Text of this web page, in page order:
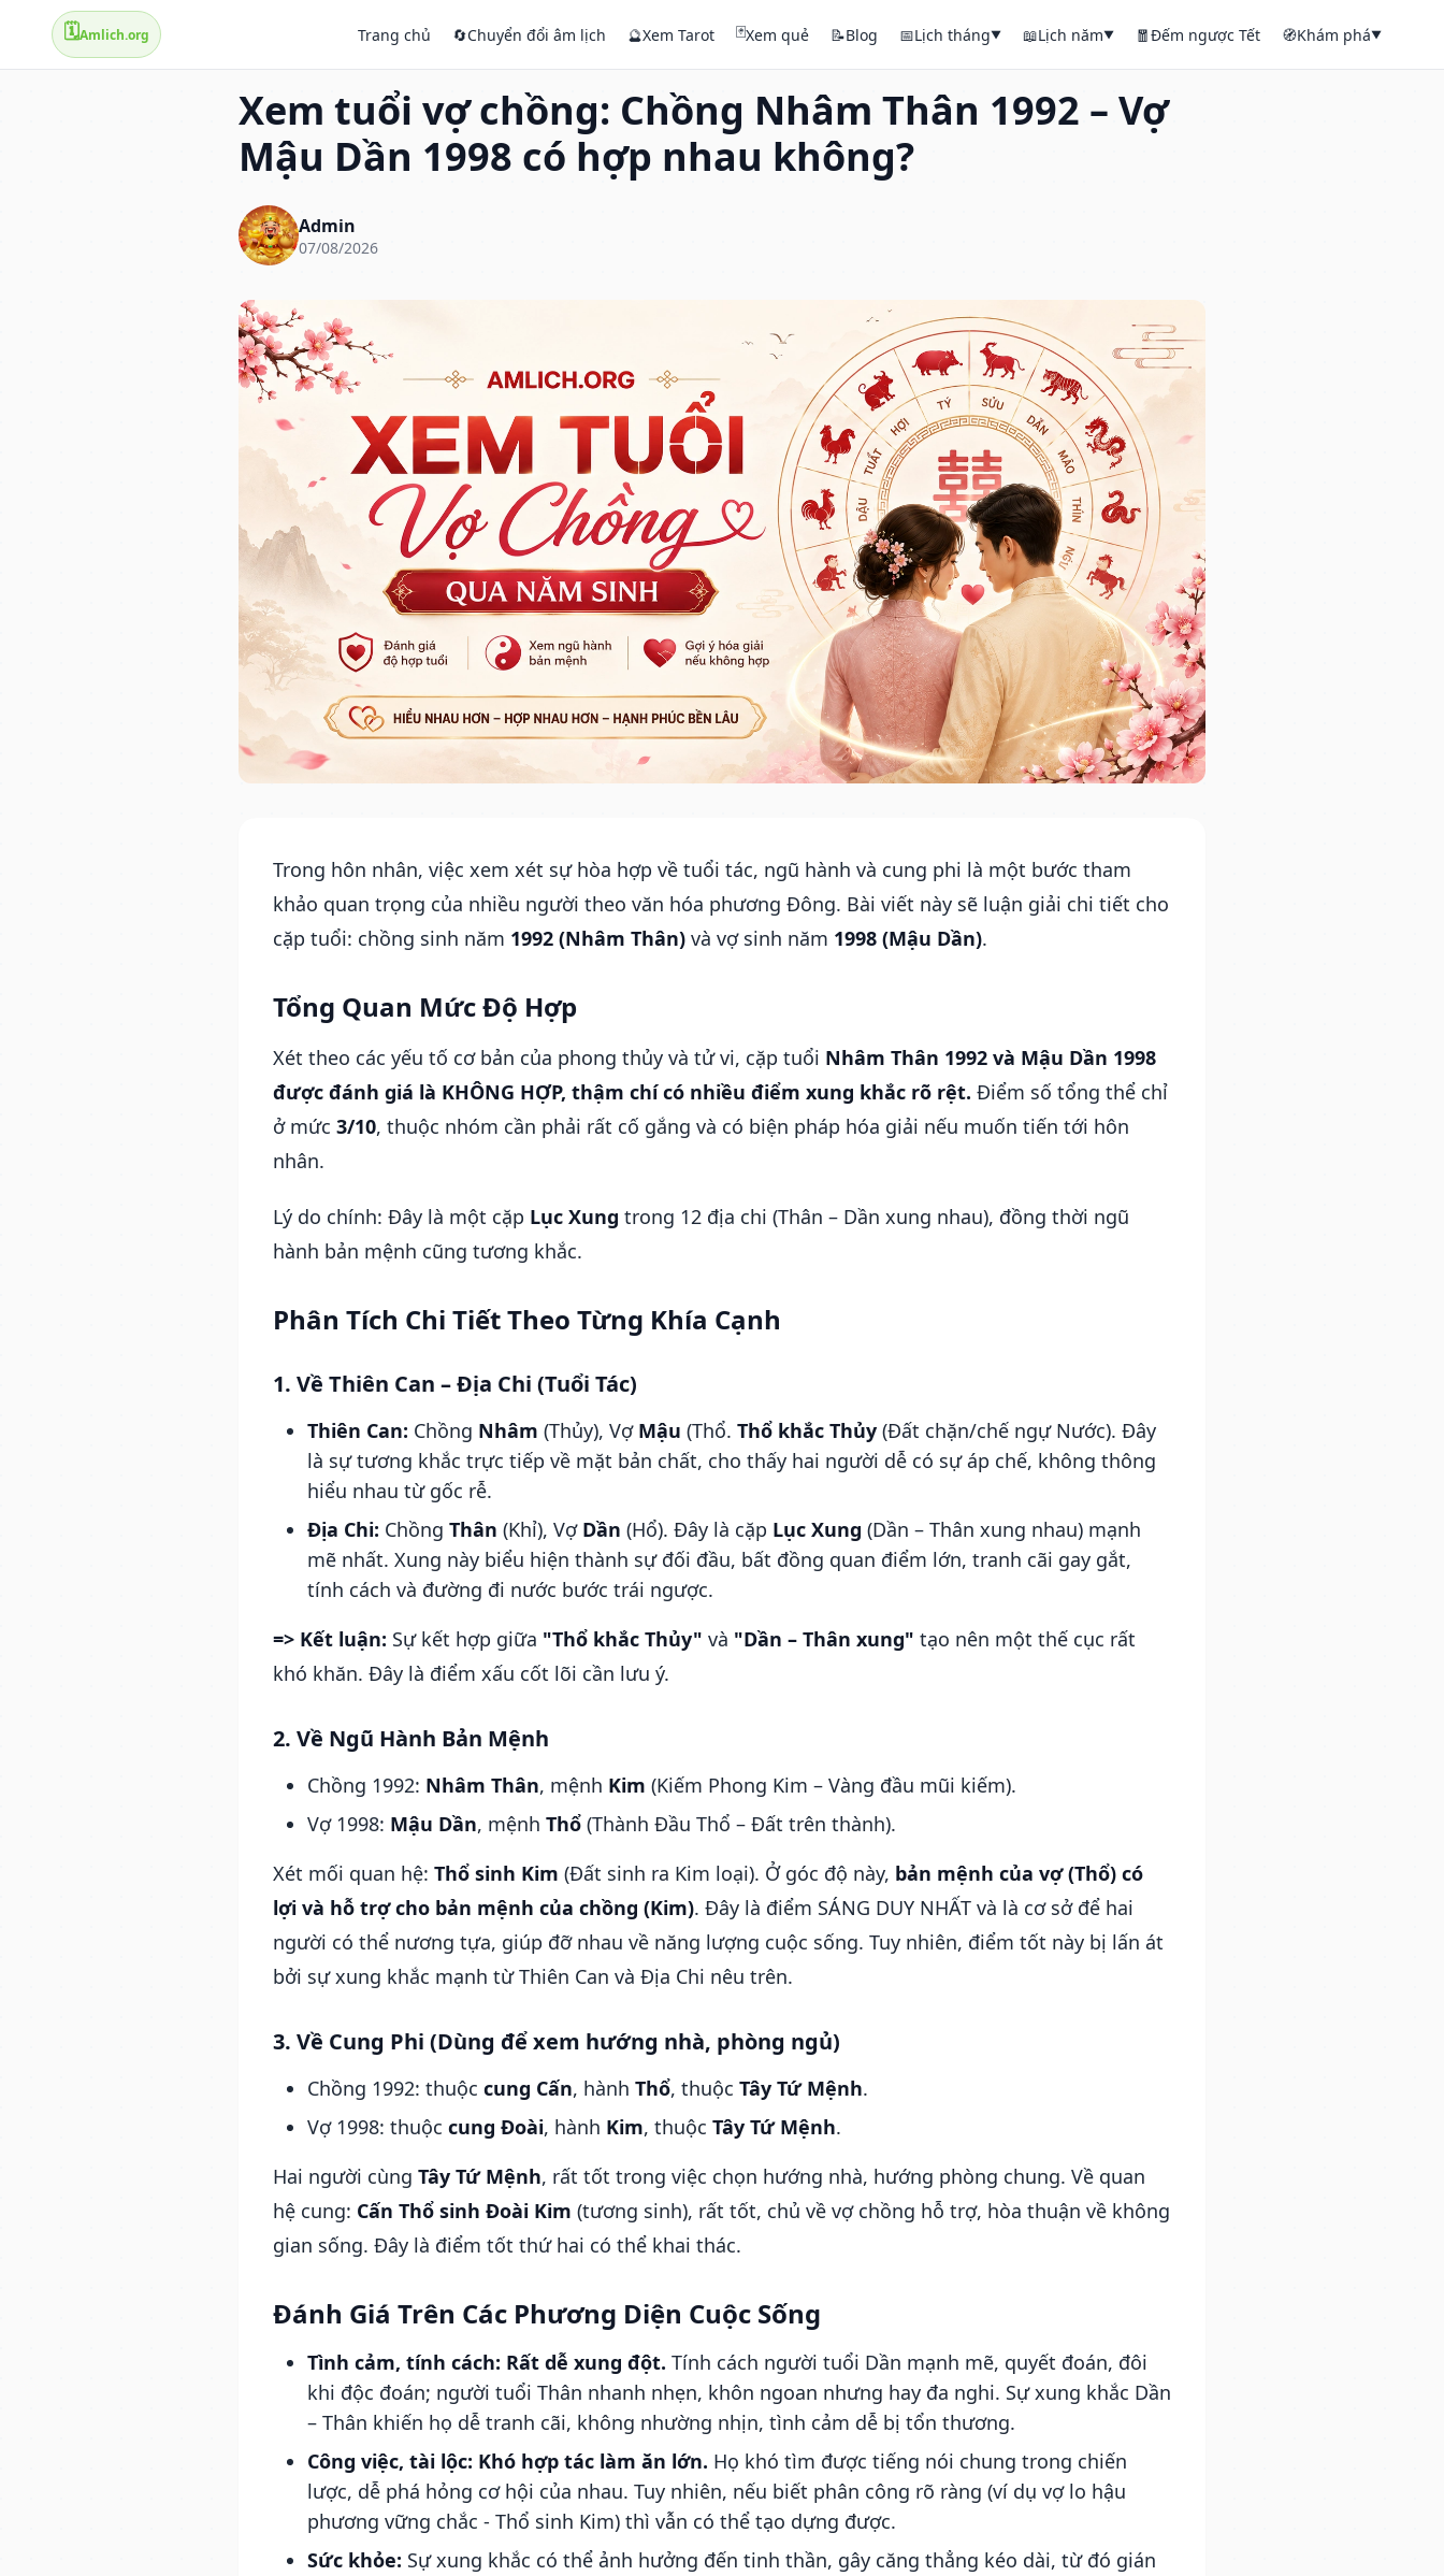
🗓️Amlich.org Trang chủ 🔄Chuyển đổi âm lịch 🔮Xem Tarot 🃏Xem quẻ 📝Blog 📅Lịch tháng▼ 📖Lịch năm▼ 🧧Đếm ngược Tết 🧭Khám phá▼
Xem tuổi vợ chồng: Chồng Nhâm Thân 1992 – Vợ
Mậu Dần 1998 có hợp nhau không?
Admin
07/08/2026
Trong hôn nhân, việc xem xét sự hòa hợp về tuổi tác, ngũ hành và cung phi là một bước tham
khảo quan trọng của nhiều người theo văn hóa phương Đông. Bài viết này sẽ luận giải chi tiết cho
cặp tuổi: chồng sinh năm 1992 (Nhâm Thân) và vợ sinh năm 1998 (Mậu Dần).
Tổng Quan Mức Độ Hợp
Xét theo các yếu tố cơ bản của phong thủy và tử vi, cặp tuổi Nhâm Thân 1992 và Mậu Dần 1998
được đánh giá là KHÔNG HỢP, thậm chí có nhiều điểm xung khắc rõ rệt. Điểm số tổng thể chỉ
ở mức 3/10, thuộc nhóm cần phải rất cố gắng và có biện pháp hóa giải nếu muốn tiến tới hôn
nhân.
Lý do chính: Đây là một cặp Lục Xung trong 12 địa chi (Thân – Dần xung nhau), đồng thời ngũ
hành bản mệnh cũng tương khắc.
Phân Tích Chi Tiết Theo Từng Khía Cạnh
1. Về Thiên Can – Địa Chi (Tuổi Tác)
Thiên Can: Chồng Nhâm (Thủy), Vợ Mậu (Thổ. Thổ khắc Thủy (Đất chặn/chế ngự Nước). Đây
là sự tương khắc trực tiếp về mặt bản chất, cho thấy hai người dễ có sự áp chế, không thông
hiểu nhau từ gốc rễ.
Địa Chi: Chồng Thân (Khỉ), Vợ Dần (Hổ). Đây là cặp Lục Xung (Dần – Thân xung nhau) mạnh
mẽ nhất. Xung này biểu hiện thành sự đối đầu, bất đồng quan điểm lớn, tranh cãi gay gắt,
tính cách và đường đi nước bước trái ngược.
=> Kết luận: Sự kết hợp giữa "Thổ khắc Thủy" và "Dần – Thân xung" tạo nên một thế cục rất
khó khăn. Đây là điểm xấu cốt lõi cần lưu ý.
2. Về Ngũ Hành Bản Mệnh
Chồng 1992: Nhâm Thân, mệnh Kim (Kiếm Phong Kim – Vàng đầu mũi kiếm).
Vợ 1998: Mậu Dần, mệnh Thổ (Thành Đầu Thổ – Đất trên thành).
Xét mối quan hệ: Thổ sinh Kim (Đất sinh ra Kim loại). Ở góc độ này, bản mệnh của vợ (Thổ) có
lợi và hỗ trợ cho bản mệnh của chồng (Kim). Đây là điểm SÁNG DUY NHẤT và là cơ sở để hai
người có thể nương tựa, giúp đỡ nhau về năng lượng cuộc sống. Tuy nhiên, điểm tốt này bị lấn át
bởi sự xung khắc mạnh từ Thiên Can và Địa Chi nêu trên.
3. Về Cung Phi (Dùng để xem hướng nhà, phòng ngủ)
Chồng 1992: thuộc cung Cấn, hành Thổ, thuộc Tây Tứ Mệnh.
Vợ 1998: thuộc cung Đoài, hành Kim, thuộc Tây Tứ Mệnh.
Hai người cùng Tây Tứ Mệnh, rất tốt trong việc chọn hướng nhà, hướng phòng chung. Về quan
hệ cung: Cấn Thổ sinh Đoài Kim (tương sinh), rất tốt, chủ về vợ chồng hỗ trợ, hòa thuận về không
gian sống. Đây là điểm tốt thứ hai có thể khai thác.
Đánh Giá Trên Các Phương Diện Cuộc Sống
Tình cảm, tính cách: Rất dễ xung đột. Tính cách người tuổi Dần mạnh mẽ, quyết đoán, đôi
khi độc đoán; người tuổi Thân nhanh nhẹn, khôn ngoan nhưng hay đa nghi. Sự xung khắc Dần
– Thân khiến họ dễ tranh cãi, không nhường nhịn, tình cảm dễ bị tổn thương.
Công việc, tài lộc: Khó hợp tác làm ăn lớn. Họ khó tìm được tiếng nói chung trong chiến
lược, dễ phá hỏng cơ hội của nhau. Tuy nhiên, nếu biết phân công rõ ràng (ví dụ vợ lo hậu
phương vững chắc - Thổ sinh Kim) thì vẫn có thể tạo dựng được.
Sức khỏe: Sự xung khắc có thể ảnh hưởng đến tinh thần, gây căng thẳng kéo dài, từ đó gián